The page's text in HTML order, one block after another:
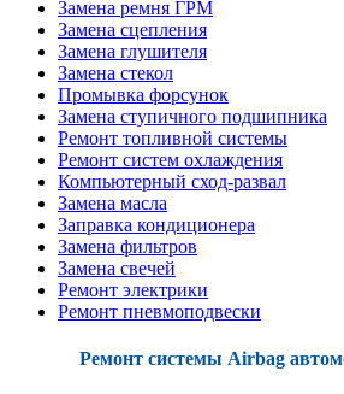
Замена ремня ГРМ
Замена сцепления
Замена глушителя
Замена стекол
Промывка форсунок
Замена ступичного подшипника
Ремонт топливной системы
Ремонт систем охлаждения
Компьютерный сход-развал
Замена масла
Заправка кондиционера
Замена фильтров
Замена свечей
Ремонт электрики
Ремонт пневмоподвески
Ремонт системы Airbag